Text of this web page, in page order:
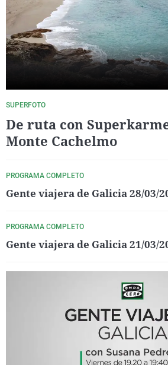
SUPERFOTO
De ruta con
Monte Cachelmo
PROGRAMA COMPLETO
Gente viajera de Galicia 28/03/
PROGRAMA COMPLETO
Gente viajera de Galicia 21/03/